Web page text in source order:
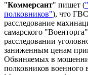
"Коммерсант" пишет ("
полковников"), что
расследование
самарского
расследовании
заниженным ценам
Обвиняемых в
полковников